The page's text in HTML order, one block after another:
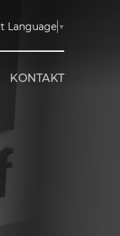
Language ▼
KONTAKT